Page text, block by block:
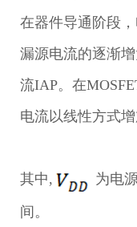
在器件导通阶段
漏源电流的逐渐
流IAP。在
电流以线性方式增
其中, 为电
间。